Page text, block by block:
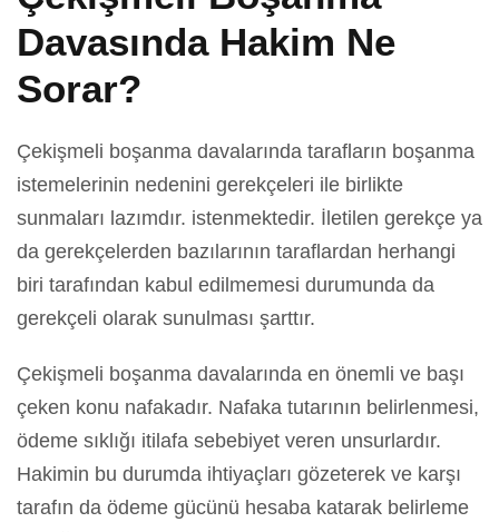
Davasında Hakim Ne
Sorar?
Çekişmeli boşanma davalarında tarafların boşanma
istemelerinin nedenini gerekçeleri ile birlikte
sunmaları lazımdır. istenmektedir. İletilen gerekçe ya
da gerekçelerden bazılarının taraflardan herhangi
biri tarafından kabul edilmemesi durumunda da
gerekçeli olarak sunulması şarttır.
Çekişmeli boşanma davalarında en önemli ve başı
çeken konu nafakadır. Nafaka tutarının belirlenmesi,
ödeme sıklığı itilafa sebebiyet veren unsurlardır.
Hakimin bu durumda ihtiyaçları gözeterek ve karşı
tarafın da ödeme gücünü hesaba katarak belirleme